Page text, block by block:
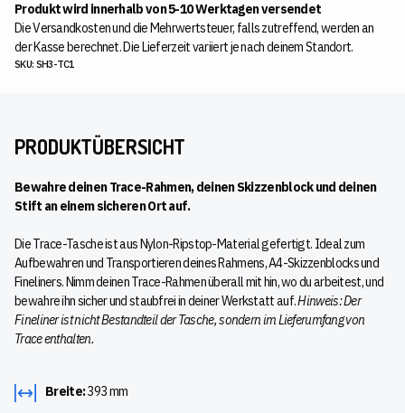
Produkt wird innerhalb von 5-10 Werktagen versendet
Die Versandkosten und die Mehrwertsteuer, falls zutreffend, werden an
der Kasse berechnet. Die Lieferzeit variiert je nach deinem Standort.
SKU: SH3-TC1
PRODUKTÜBERSICHT
Bewahre deinen Trace-Rahmen, deinen Skizzenblock und deinen
Stift an einem sicheren Ort auf.
Die Trace-Tasche ist aus Nylon-Ripstop-Material gefertigt. Ideal zum
Aufbewahren und Transportieren deines Rahmens, A4-Skizzenblocks und
Fineliners. Nimm deinen Trace-Rahmen überall mit hin, wo du arbeitest, und
bewahre ihn sicher und staubfrei in deiner Werkstatt auf.Hinweis: Der
Fineliner ist nicht Bestandteil der Tasche, sondern im Lieferumfang von
Trace enthalten.
Breite:393 mm